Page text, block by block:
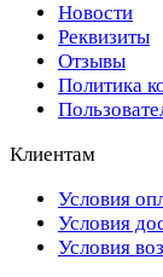
Новости
Реквизиты
Отзывы
Политика
Клиентам
Условия
Условия
Условия